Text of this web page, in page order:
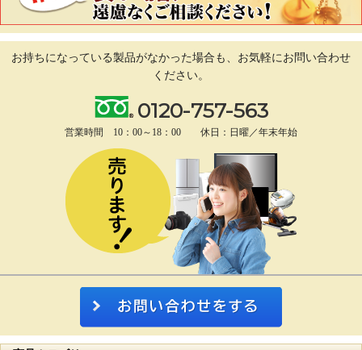
お持ちになっている製品がなかった場合も、 お気軽にお問い合わせ
ください。
0120-757-563
営業時間 10：00～18：00 休日：日曜／年末年始